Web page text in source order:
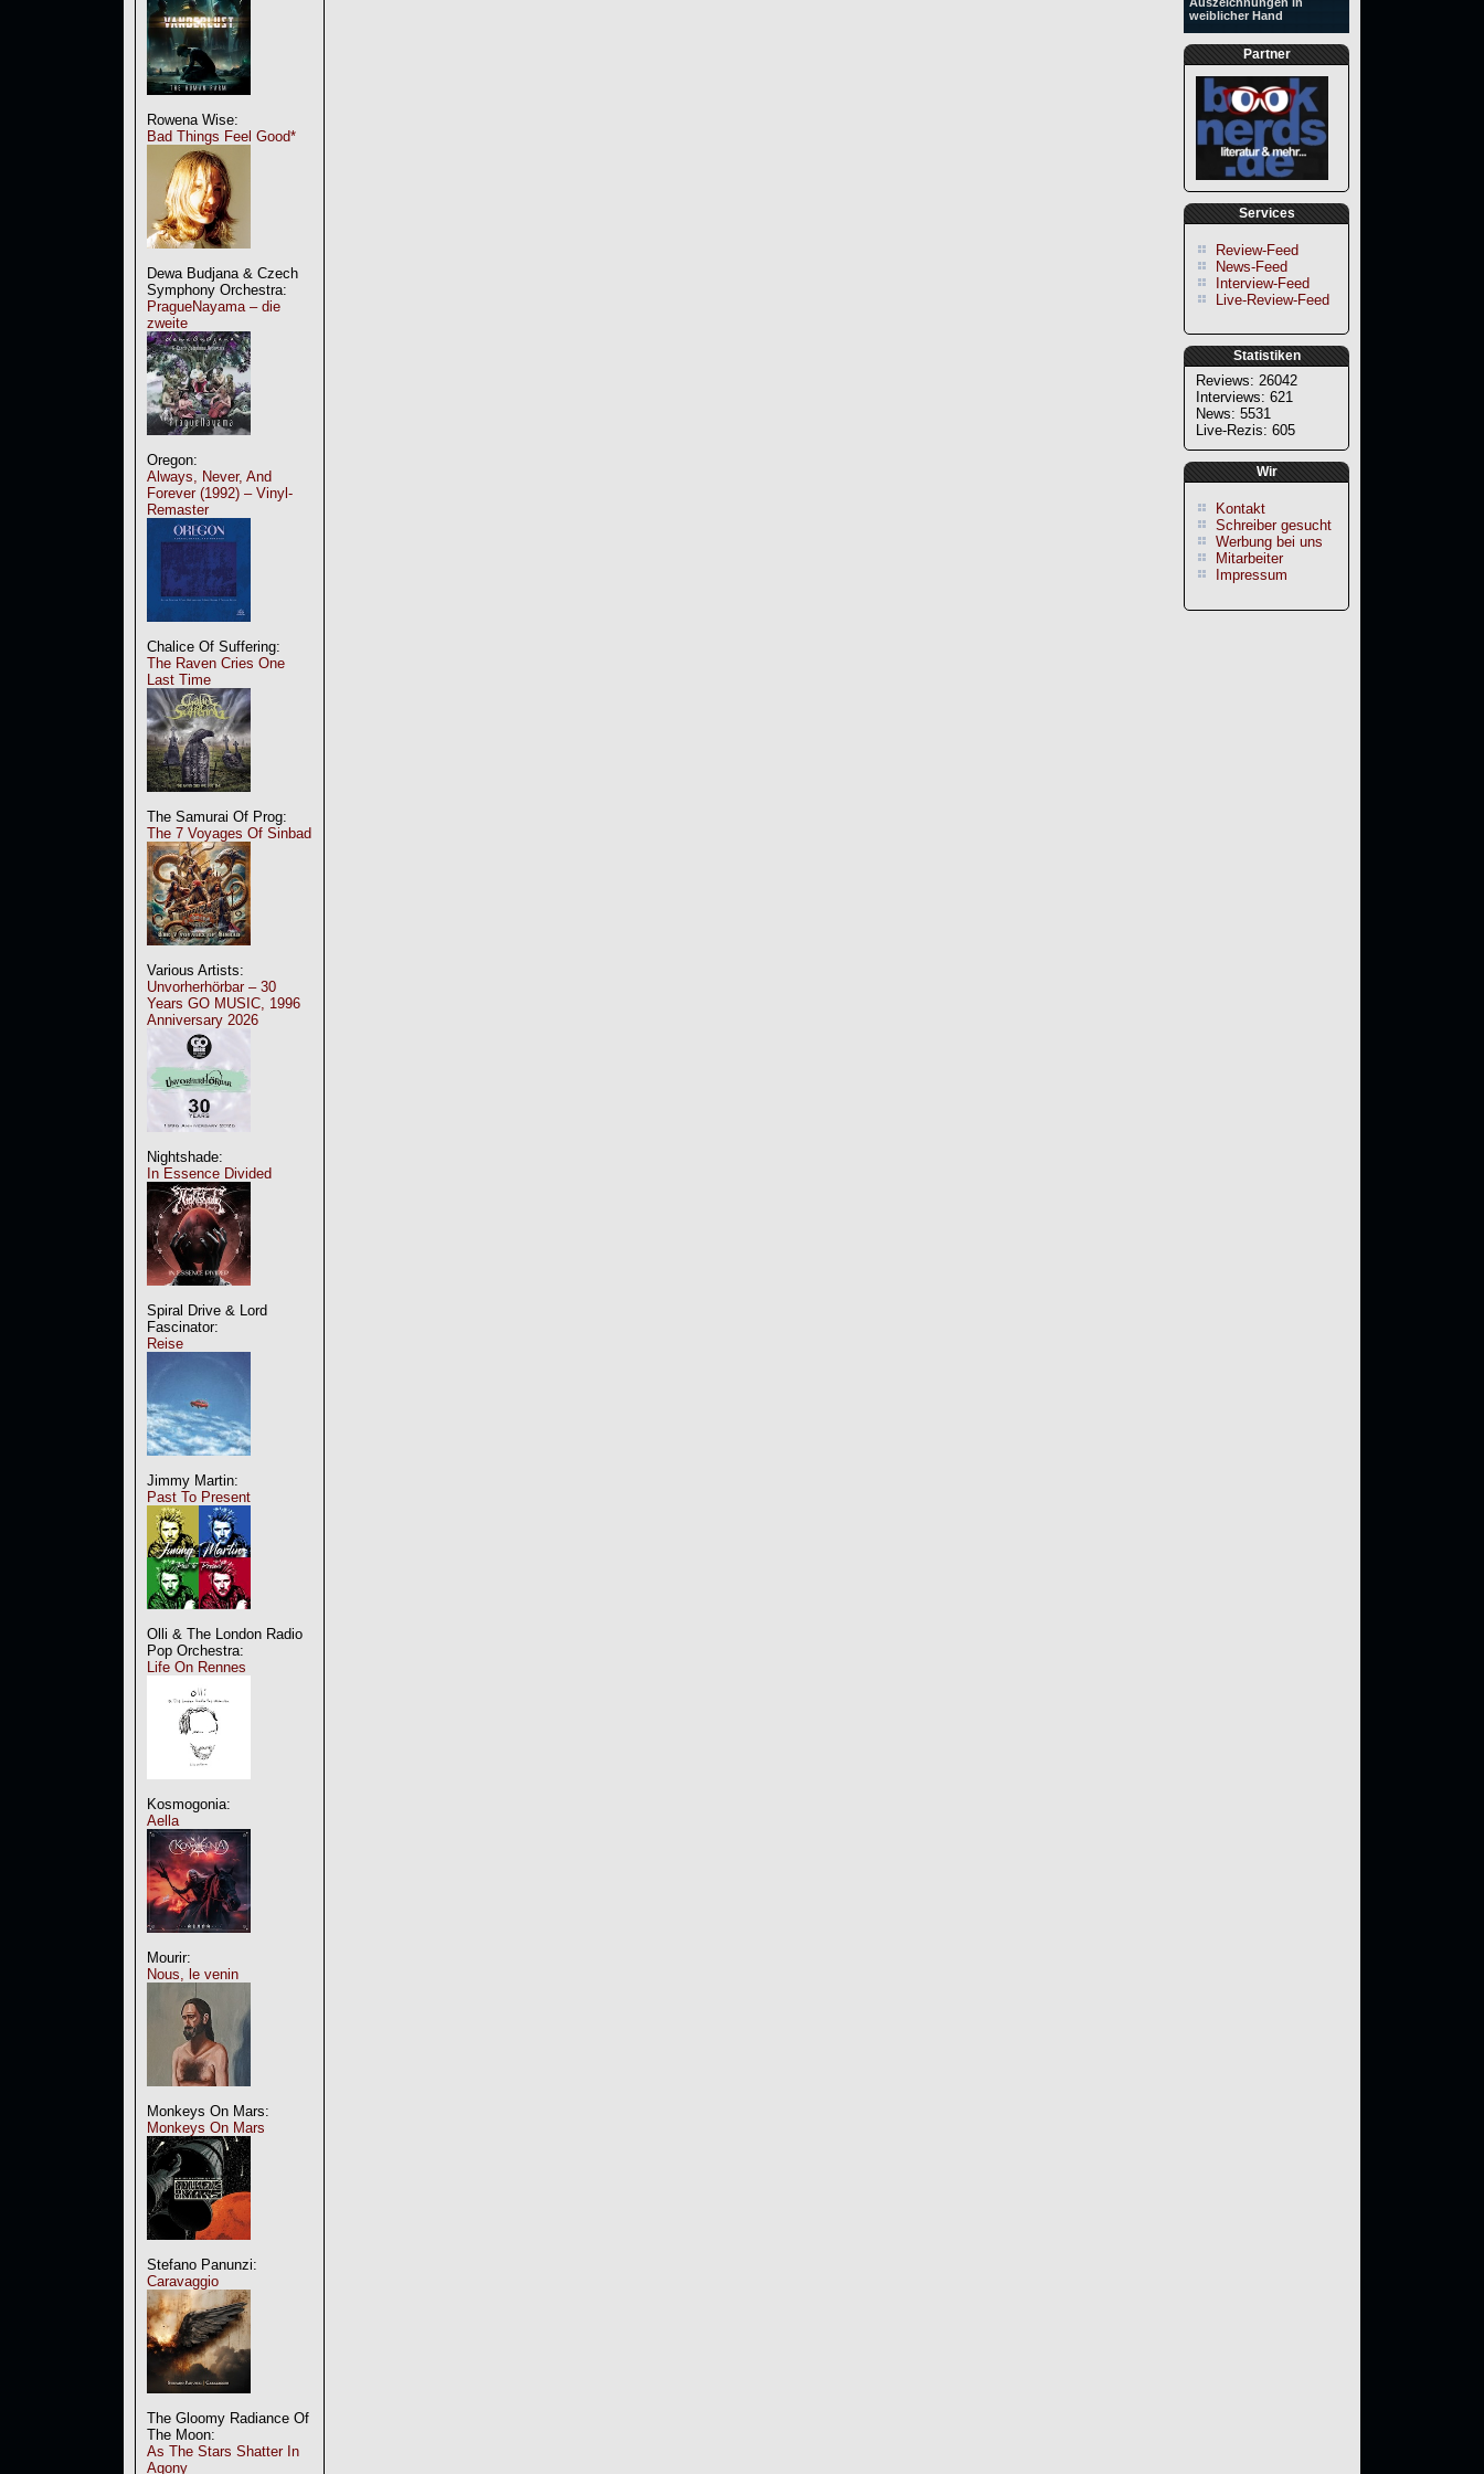
Rowena Wise:
Bad Things Feel Good*
Dewa Budjana & Czech
Symphony Orchestra:
PragueNayama – die
zweite
Oregon:
Always, Never, And
Forever (1992) – Vinyl-
Remaster
Chalice Of Suffering:
The Raven Cries One
Last Time
The Samurai Of Prog:
The 7 Voyages Of Sinbad
Various Artists:
Unvorherhörbar – 30
Years GO MUSIC, 1996
Anniversary 2026
Nightshade:
In Essence Divided
Spiral Drive & Lord
Fascinator:
Reise
Jimmy Martin:
Past To Present
Olli & The London Radio
Pop Orchestra:
Life On Rennes
Kosmogonia:
Aella
Mourir:
Nous, le venin
Monkeys On Mars:
Monkeys On Mars
Stefano Panunzi:
Caravaggio
The Gloomy Radiance Of
The Moon:
As The Stars Shatter In
Agony
weiblicher Hand
Partner
Services
Review-Feed
News-Feed
Interview-Feed
Live-Review-Feed
Statistiken
Reviews: 26042
Interviews: 621
News: 5531
Live-Rezis: 605
Wir
Kontakt
Schreiber gesucht
Werbung bei uns
Mitarbeiter
Impressum